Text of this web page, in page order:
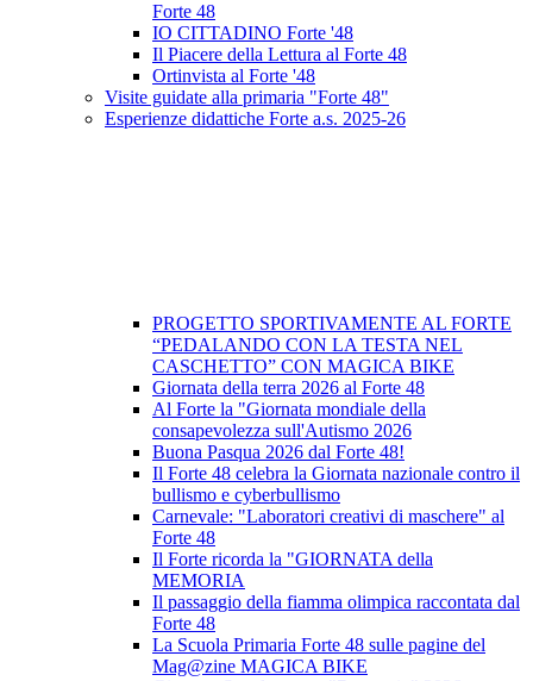
Forte 48
IO CITTADINO Forte '48
Il Piacere della Lettura al Forte 48
Ortinvista al Forte '48
Visite guidate alla primaria "Forte 48"
Esperienze didattiche Forte a.s. 2025-26
PROGETTO SPORTIVAMENTE AL FORTE
“PEDALANDO CON LA TESTA NEL
CASCHETTO” CON MAGICA BIKE
Giornata della terra 2026 al Forte 48
Al Forte la "Giornata mondiale della
consapevolezza sull'Autismo 2026
Buona Pasqua 2026 dal Forte 48!
Il Forte 48 celebra la Giornata nazionale contro il
bullismo e cyberbullismo
Carnevale: "Laboratori creativi di maschere" al
Forte 48
Il Forte ricorda la "GIORNATA della
MEMORIA
Il passaggio della fiamma olimpica raccontata dal
Forte 48
La Scuola Primaria Forte 48 sulle pagine del
Mag@zine MAGICA BIKE